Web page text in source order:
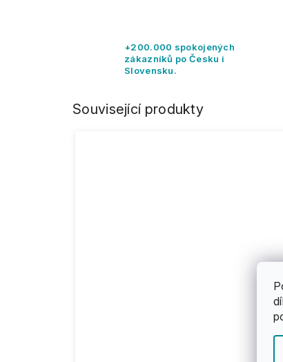
+200.000 spokojených
zákazníků po Česku i
Slovensku.
Související produkty